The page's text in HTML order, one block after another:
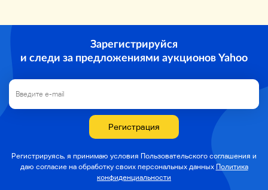
Дело
No Standing Sle・Kizu
No Standing Sle・Kizu
• пряжка
No Standing Sle・Kizu
No Standing Sle・Kizu
■ Наш гарантийный срок
* Если у вас есть какие-либо сокращения, которые вы
хотите увидеть в дополнение к фотографиям,
перечисленным выше, мы будем принимать запросы.
Зарегистрируйся
и следи за предложениями аукционов Yahoo
Регистрация
Регистрируясь, я принимаю условия Пользовательского соглашения и
даю согласие на обработку своих персональных данных Политика
конфиденциальности